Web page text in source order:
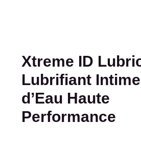
Xtreme ID
Lubrifiant
d’Eau Haute
Performance